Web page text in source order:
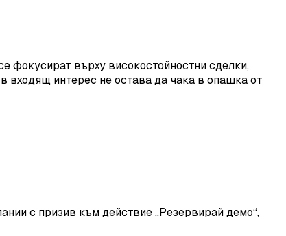
фокусират върху високостойностни сделки,
входящ интерес не остава да чака в опашка от
с призив към действие „Резервирай демо“,